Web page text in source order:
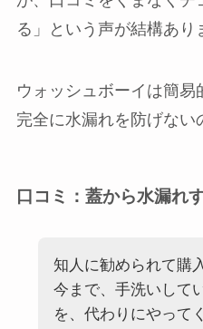
る」という声が結構あり
ウォッシュボーイは簡易
完全に水漏れを防げない
口コミ：蓋から水漏れ
知人に勧められて購
今まで、手洗いして
を、代わりにやって